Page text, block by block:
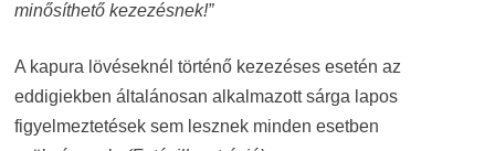
minősíthető kezezésnek!”
A kapura lövéseknél történő kezezéses esetén az
eddigiekben általánosan alkalmazott sárga lapos
figyelmeztetések sem lesznek minden esetben